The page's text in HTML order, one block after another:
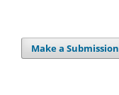
Make a Submission